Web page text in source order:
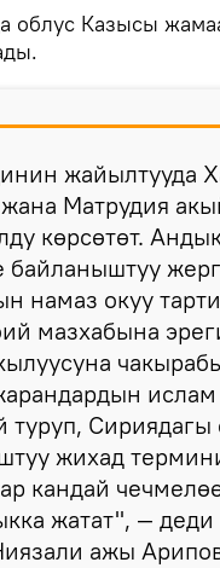
облус Казысы
жайылтууда
Матрудия
көрсөтөт.
байланыштуу
намаз окуу
мазхабына
туруп, Сириядагы
жихад
кандай
жатат", — деди
ажы